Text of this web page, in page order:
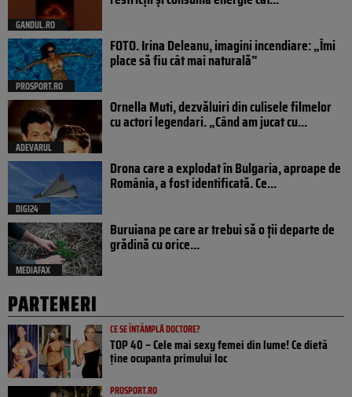
GANDUL.RO
PROSPORT.RO
FOTO. Irina Deleanu, imagini incendiare: „Îmi
place să fiu cât mai naturală”
ADEVARUL
Ornella Muti, dezvăluiri din culisele filmelor
cu actori legendari. „Când am jucat cu...
DIGI24
Drona care a explodat în Bulgaria, aproape de
România, a fost identificată. Ce...
MEDIAFAX
Buruiana pe care ar trebui să o ții departe de
grădină cu orice...
PARTENERI
CE SE ÎNTÂMPLĂ DOCTORE?
TOP 40 – Cele mai sexy femei din lume! Ce dietă
ține ocupanta primului loc
PROSPORT.RO